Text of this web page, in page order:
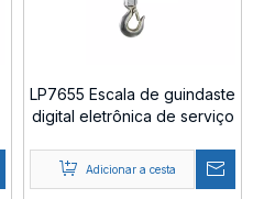
LP7655 Escala de guindaste
digital eletrônica de serviço
Adicionar a cesta